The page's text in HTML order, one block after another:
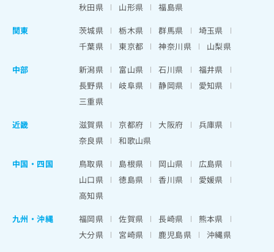
秋田県
山形県
福島県
関東
茨城県 栃木県 群馬県
埼玉県
千葉県
東京都 神奈川県
山梨県
中部
新潟県 富山県 石川県
福井県
長野県
岐阜県 静岡県
愛知県
三重県
近畿
滋賀県 京都府 大阪府
兵庫県
奈良県
和歌山県
中国・四国
鳥取県 島根県 岡山県
広島県
山口県
徳島県 香川県
愛媛県
高知県
九州・沖縄
福岡県 佐賀県 長崎県
熊本県
大分県
宮崎県 鹿児島県 沖縄県